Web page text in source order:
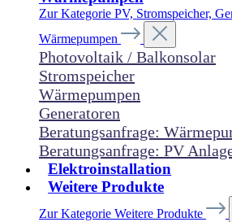
Zur Kategorie PV, Stromspeicher,
Wärmepumpen
Photovoltaik / Balkonsolar
Stromspeicher
Wärmepumpen
Generatoren
Beratungsanfrage:
Beratungsanfrage: PV
Elektroinstallation
Weitere Produkte
Zur Kategorie Weitere Produkte